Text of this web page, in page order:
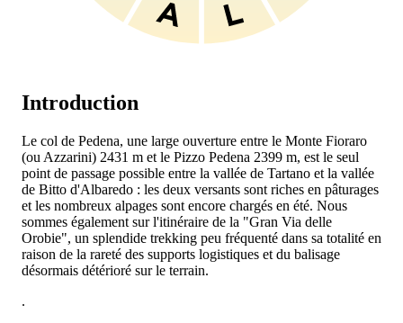
Introduction
Le col de Pedena, une large ouverture entre le Monte Fioraro
(ou Azzarini) 2431 m et le Pizzo Pedena 2399 m, est le seul
point de passage possible entre la vallée de Tartano et la vallée
de Bitto d'Albaredo : les deux versants sont riches en pâturages
et les nombreux alpages sont encore chargés en été. Nous
sommes également sur l'itinéraire de la "Gran Via delle
Orobie", un splendide trekking peu fréquenté dans sa totalité en
raison de la rareté des supports logistiques et du balisage
désormais détérioré sur le terrain.
.